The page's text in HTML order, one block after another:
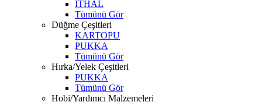
İTHAL
Tümünü Gör
Düğme Çeşitleri
KARTOPU
PUKKA
Tümünü Gör
Hırka/Yelek Çeşitleri
PUKKA
Tümünü Gör
Hobi/Yardımcı Malzemeleri